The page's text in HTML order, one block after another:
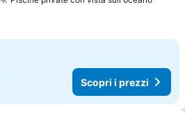
Scopri i prezzi